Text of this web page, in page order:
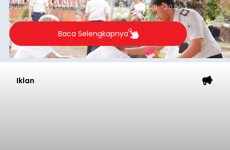
Submitted bycontributor Thu, 08/06/2026 - 20:56
Baca Selengkapnya
Iklan